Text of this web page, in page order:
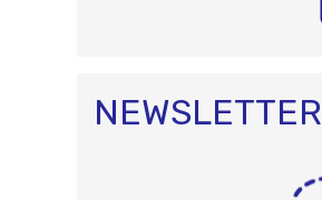
NEWSLETTER